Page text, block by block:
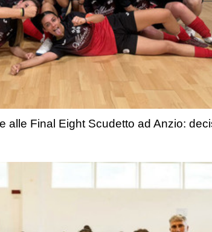
alle Final Eight Scudetto ad Anzio: